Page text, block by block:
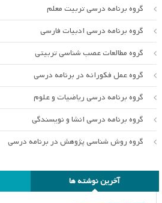
گروه برنامه درسی تربیت معلم
گروه برنامه درسی ادبیات فارسی
گروه مطالعات عصب شناسی تربیتی
گروه عمل فکورانه در برنامه درسی
گروه برنامه درسی ریاضیات و علوم
گروه برنامه درسی انشا و نویسندگی
گروه روش شناسی پژوهش در برنامه درسی
آخرین نوشته ها